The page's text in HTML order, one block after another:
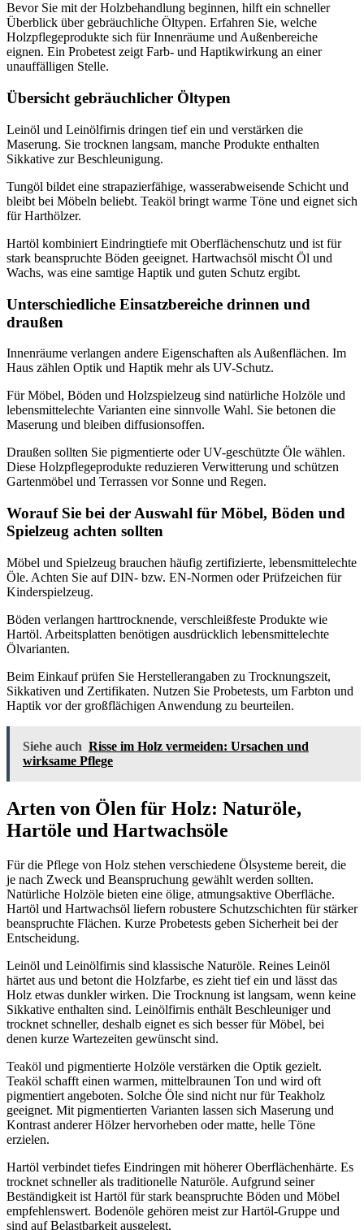
Bevor Sie mit der Holzbehandlung beginnen, hilft ein schneller
Überblick über gebräuchliche Öltypen. Erfahren Sie, welche
Holzpflegeprodukte sich für Innenräume und Außenbereiche
eignen. Ein Probetest zeigt Farb- und Haptikwirkung an einer
unauffälligen Stelle.
Übersicht gebräuchlicher Öltypen
Leinöl und Leinölfirnis dringen tief ein und verstärken die
Maserung. Sie trocknen langsam, manche Produkte enthalten
Sikkative zur Beschleunigung.
Tungöl bildet eine strapazierfähige, wasserabweisende Schicht und
bleibt bei Möbeln beliebt. Teaköl bringt warme Töne und eignet sich
für Harthölzer.
Hartöl kombiniert Eindringtiefe mit Oberflächenschutz und ist für
stark beanspruchte Böden geeignet. Hartwachsöl mischt Öl und
Wachs, was eine samtige Haptik und guten Schutz ergibt.
Unterschiedliche Einsatzbereiche drinnen und
draußen
Innenräume verlangen andere Eigenschaften als Außenflächen. Im
Haus zählen Optik und Haptik mehr als UV-Schutz.
Für Möbel, Böden und Holzspielzeug sind natürliche Holzöle und
lebensmittelechte Varianten eine sinnvolle Wahl. Sie betonen die
Maserung und bleiben diffusionsoffen.
Draußen sollten Sie pigmentierte oder UV-geschützte Öle wählen.
Diese Holzpflegeprodukte reduzieren Verwitterung und schützen
Gartenmöbel und Terrassen vor Sonne und Regen.
Worauf Sie bei der Auswahl für Möbel, Böden und
Spielzeug achten sollten
Möbel und Spielzeug brauchen häufig zertifizierte, lebensmittelechte
Öle. Achten Sie auf DIN- bzw. EN-Normen oder Prüfzeichen für
Kinderspielzeug.
Böden verlangen harttrocknende, verschleißfeste Produkte wie
Hartöl. Arbeitsplatten benötigen ausdrücklich lebensmittelechte
Ölvarianten.
Beim Einkauf prüfen Sie Herstellerangaben zu Trocknungszeit,
Sikkativen und Zertifikaten. Nutzen Sie Probetests, um Farbton und
Haptik vor der großflächigen Anwendung zu beurteilen.
Siehe auch Risse im Holz vermeiden: Ursachen und
wirksame Pflege
Arten von Ölen für Holz: Naturöle,
Hartöle und Hartwachsöle
Für die Pflege von Holz stehen verschiedene Ölsysteme bereit, die
je nach Zweck und Beanspruchung gewählt werden sollten.
Natürliche Holzöle bieten eine ölige, atmungsaktive Oberfläche.
Hartöl und Hartwachsöl liefern robustere Schutzschichten für stärker
beanspruchte Flächen. Kurze Probetests geben Sicherheit bei der
Entscheidung.
Leinöl und Leinölfirnis sind klassische Naturöle. Reines Leinöl
härtet aus und betont die Holzfarbe, es zieht tief ein und lässt das
Holz etwas dunkler wirken. Die Trocknung ist langsam, wenn keine
Sikkative enthalten sind. Leinölfirnis enthält Beschleuniger und
trocknet schneller, deshalb eignet es sich besser für Möbel, bei
denen kurze Wartezeiten gewünscht sind.
Teaköl und pigmentierte Holzöle verstärken die Optik gezielt.
Teaköl schafft einen warmen, mittelbraunen Ton und wird oft
pigmentiert angeboten. Solche Öle sind nicht nur für Teakholz
geeignet. Mit pigmentierten Varianten lassen sich Maserung und
Kontrast anderer Hölzer hervorheben oder matte, helle Töne
erzielen.
Hartöl verbindet tiefes Eindringen mit höherer Oberflächenhärte. Es
trocknet schneller als traditionelle Naturöle. Aufgrund seiner
Beständigkeit ist Hartöl für stark beanspruchte Böden und Möbel
empfehlenswert. Bodenöle gehören meist zur Hartöl-Gruppe und
sind auf Belastbarkeit ausgelegt.